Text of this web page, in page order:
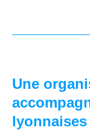
Une
lyonnaises